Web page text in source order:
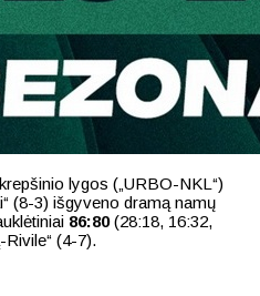
lygos („URBO-NKL“)
(8-3) išgyveno dramą namų
86:80(28:18, 16:32,
Rivile“ (4-7).